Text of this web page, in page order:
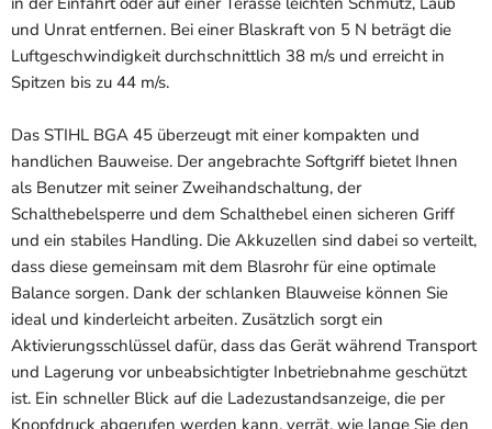
und Unrat entfernen. Bei einer Blaskraft von 5 N beträgt die
Luftgeschwindigkeit durchschnittlich 38 m/s und erreicht in
Spitzen bis zu 44 m/s.
Das STIHL BGA 45 überzeugt mit einer kompakten und
handlichen Bauweise. Der angebrachte Softgriff bietet Ihnen
als Benutzer mit seiner Zweihandschaltung, der
Schalthebelsperre und dem Schalthebel einen sicheren Griff
und ein stabiles Handling. Die Akkuzellen sind dabei so verteilt,
dass diese gemeinsam mit dem Blasrohr für eine optimale
Balance sorgen. Dank der schlanken Blauweise können Sie
ideal und kinderleicht arbeiten. Zusätzlich sorgt ein
Aktivierungsschlüssel dafür, dass das Gerät während Transport
und Lagerung vor unbeabsichtigter Inbetriebnahme geschützt
ist. Ein schneller Blick auf die Ladezustandsanzeige, die per
Knopfdruck abgerufen werden kann, verrät, wie lange Sie den